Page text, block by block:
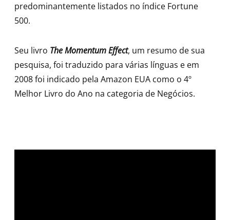
predominantemente listados no índice Fortune
500.
Seu livro The Momentum Effect, um resumo de sua
pesquisa, foi traduzido para várias línguas e em
2008 foi indicado pela Amazon EUA como o 4º
Melhor Livro do Ano na categoria de Negócios.